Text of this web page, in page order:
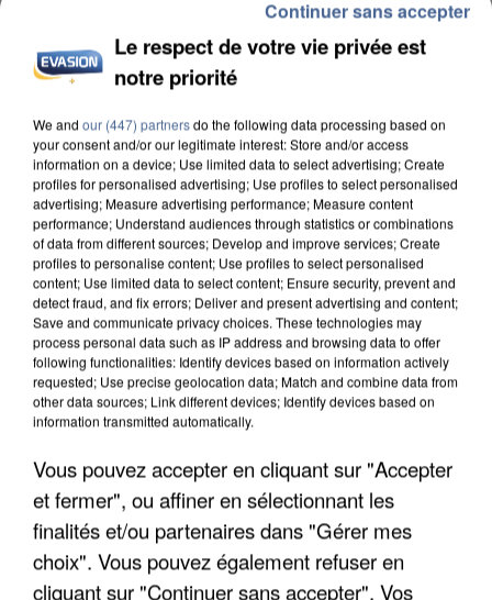
L’UN DES FONDATEURS SUPPOSÉS DE LA DZ
MAFIA INTERPELLÉ EN ALGÉRIE
Le respect de votre vie privée est
notre priorité
We and our (447) partnersdo the following data processing based on
your consent and/or our legitimate interest: Store and/or access
information on a device; Use limited data to select advertising; Create
profiles for personalised advertising; Use profiles to select personalised
advertising; Measure advertising performance; Measure content
performance; Understand audiences through statistics or combinations
of data from different sources; Develop and improve services; Create
profiles to personalise content; Use profiles to select personalised
content; Use limited data to select content; Ensure security, prevent and
detect fraud, and fix errors; Deliver and present advertising and content;
Save and communicate privacy choices. These technologies may
process personal data such as IP address and browsing data to offer
following functionalities: Identify devices based on information actively
requested; Use precise geolocation data; Match and combine data from
other data sources; Link different devices; Identify devices based on
information transmitted automatically.
Vous pouvez accepter en cliquant sur "Accepter
et fermer", ou affiner en sélectionnant les
finalités et/ou partenaires dans "Gérer mes
choix". Vous pouvez également refuser en
cliquant sur "Continuer sans accepter". Vos
Continuer sans accepter